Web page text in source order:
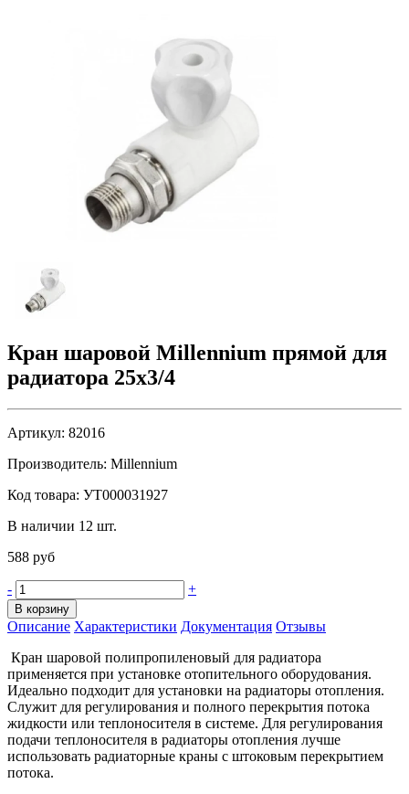
Кран шаровой Millennium прямой для
радиатора 25х3/4
Артикул: 82016
Производитель: Millennium
Код товара: УТ000031927
В наличии 12 шт.
588 руб
- +
В корзину
Описание Характеристики Документация Отзывы
Кран шаровой полипропиленовый для радиатора
применяется при установке отопительного оборудования.
Идеально подходит для установки на радиаторы отопления.
Служит для регулирования и полного перекрытия потока
жидкости или теплоносителя в системе. Для регулирования
подачи теплоносителя в радиаторы отопления лучше
использовать радиаторные краны с штоковым перекрытием
потока.